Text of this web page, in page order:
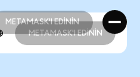
METAMASK'I EDİNİN
METAMASK'I EDİNİN
METAMASK'I EDİNİN